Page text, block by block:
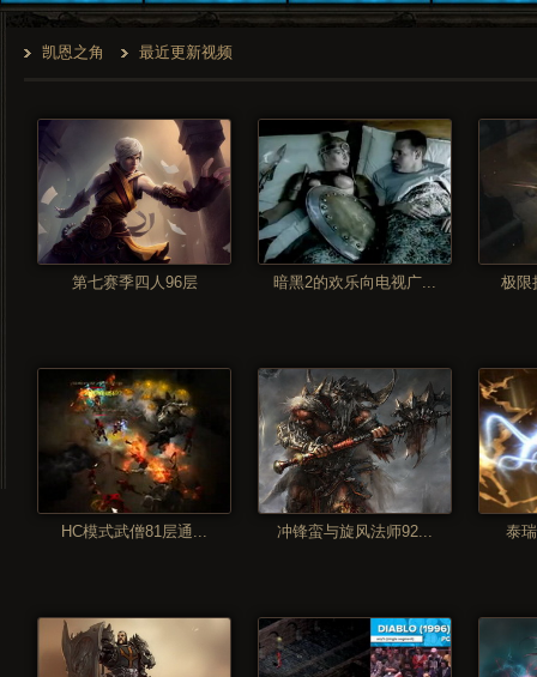
凯恩之角 最近更新视频
第七赛季四人96层 暗黑2的欢乐向电视广... 极限
HC模式武僧81层通... 冲锋蛮与旋风法师92... 泰